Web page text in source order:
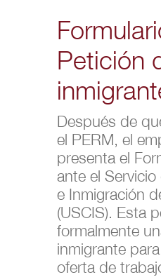
Petición
Después de
el PERM, el
presenta el
ante el
e Inmigración
(USCIS). Esta
formalmente
inmigrante
oferta de